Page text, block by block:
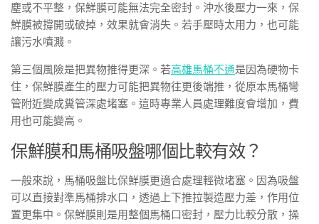
塵或不平整，保鮮膜可能無法完全密封。沖水後壓力一來，保
鮮膜被撐開或破掉，效果就會消失。若手壓時太用力，也可能
讓污水噴濺。
第三個風險是把異物推得更深。若高雄馬桶不通是因為硬物卡
住，保鮮膜產生的壓力可能把異物往更後端推，從原本馬桶彎
管附近變成糞管深處堵塞。這時專業人員處理難度會增加，費
用也可能變高。
保鮮膜和馬桶吸盤哪個比較有效？
一般來說，馬桶吸盤比保鮮膜更適合處理輕微堵塞。因為吸盤
可以直接對準馬桶排水口，透過上下推拉製造壓力差，作用位
置更集中。保鮮膜則是用整個馬桶口密封，壓力比較分散，操